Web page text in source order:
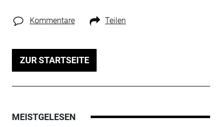
Kommentare Teilen
ZUR STARTSEITE
MEISTGELESEN